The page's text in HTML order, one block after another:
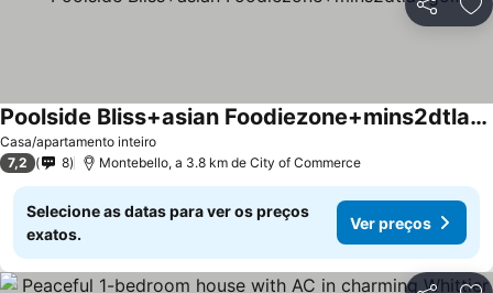
Partilhar
Casa/apartamento inteiro
Poolside Bliss+asian Foodiezone+mins2dtla+golf
7,2 8 Montebello, a 3.8 km de City of Commerce
Selecione as datas para ver os preços
exatos.
Ver preços